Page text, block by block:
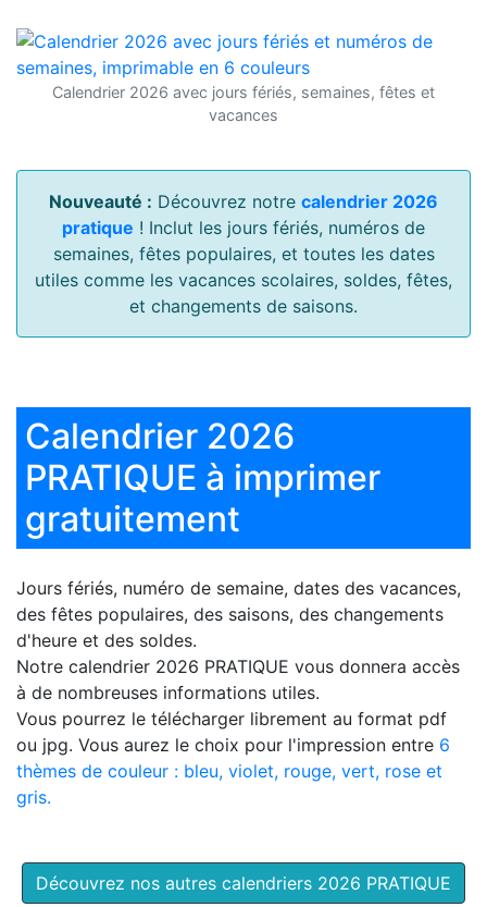
Calendrier 2026 avec jours fériés, semaines, fêtes et
vacances
Nouveauté : Découvrez notre calendrier 2026
pratique ! Inclut les jours fériés, numéros de
semaines, fêtes populaires, et toutes les dates
utiles comme les vacances scolaires, soldes, fêtes,
et changements de saisons.
Calendrier 2026
PRATIQUE à imprimer
gratuitement
Jours fériés, numéro de semaine, dates des vacances,
des fêtes populaires, des saisons, des changements
d'heure et des soldes.
Notre calendrier 2026 PRATIQUE vous donnera accès
à de nombreuses informations utiles.
Vous pourrez le télécharger librement au format pdf
ou jpg. Vous aurez le choix pour l'impression entre 6
thèmes de couleur : bleu, violet, rouge, vert, rose et
gris.
Découvrez nos autres calendriers 2026 PRATIQUE